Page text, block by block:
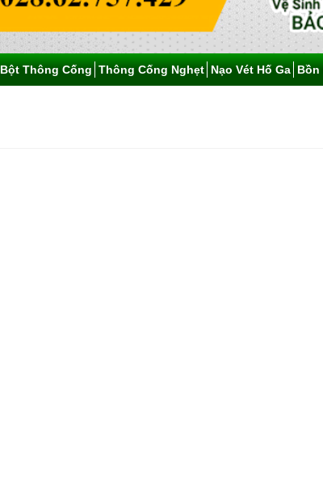
Bột Thông Cống Thông Cống Nghẹt Nạo Vét Hố Ga Bồn